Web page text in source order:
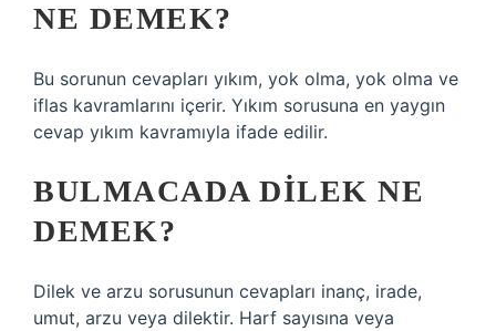
NE DEMEK?
Bu sorunun cevapları yıkım, yok olma, yok olma ve
iflas kavramlarını içerir. Yıkım sorusuna en yaygın
cevap yıkım kavramıyla ifade edilir.
BULMACADA DILEK NE
DEMEK?
Dilek ve arzu sorusunun cevapları inanç, irade,
umut, arzu veya dilektir. Harf sayısına veya